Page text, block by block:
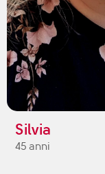
Silvia
45 anni